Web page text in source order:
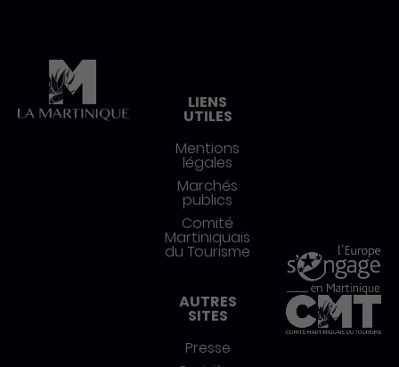
LIENS
UTILES
Mentions
légales
Marchés
publics
Comité
Martiniquais
du Tourisme
AUTRES
SITES
Presse